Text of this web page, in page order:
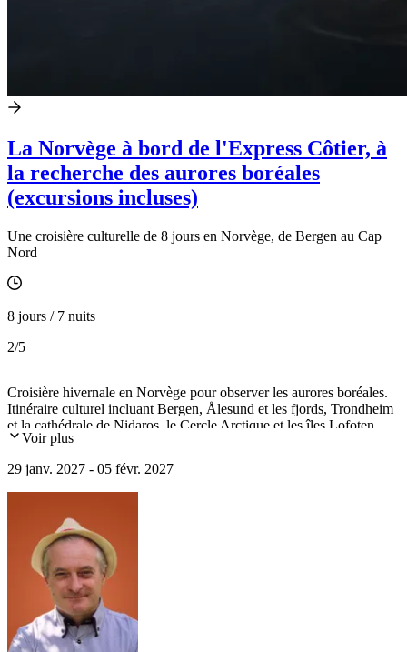
La Norvège à bord de l'Express Côtier, à
la recherche des aurores boréales
(excursions incluses)
Une croisière culturelle de 8 jours en Norvège, de Bergen au Cap
Nord
8 jours / 7 nuits
2/5
Croisière hivernale en Norvège pour observer les aurores boréales.
Itinéraire culturel incluant Bergen, Ålesund et les fjords, Trondheim
et la cathédrale de Nidaros, le Cercle Arctique et les îles Lofoten,
Tromsø, le Cap Nord.
Voir plus
29 janv. 2027 - 05 févr. 2027